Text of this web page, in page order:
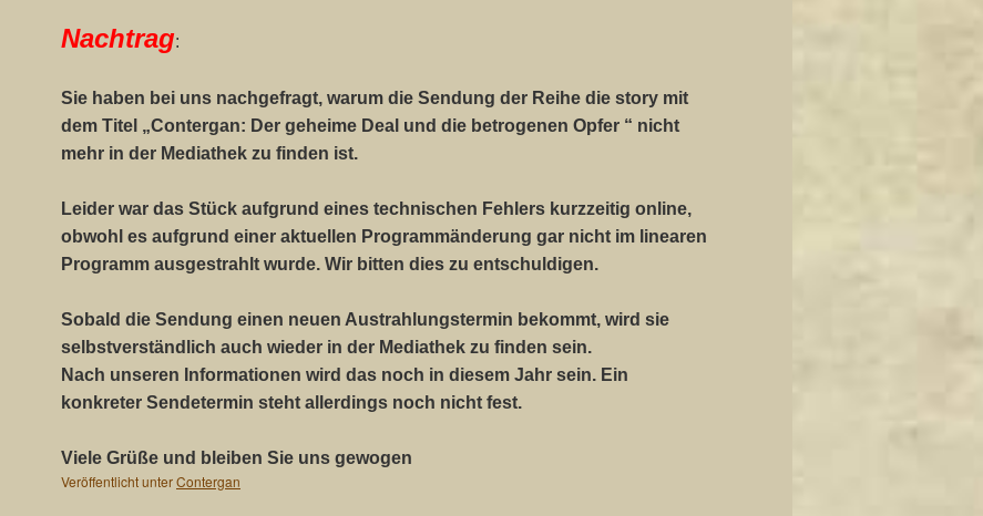
Nachtrag:
Sie haben bei uns nachgefragt, warum die Sendung der Reihe die story mit
dem Titel „Contergan: Der geheime Deal und die betrogenen Opfer “ nicht
mehr in der Mediathek zu finden ist.
Leider war das Stück aufgrund eines technischen Fehlers kurzzeitig online,
obwohl es aufgrund einer aktuellen Programmänderung gar nicht im linearen
Programm ausgestrahlt wurde. Wir bitten dies zu entschuldigen.
Sobald die Sendung einen neuen Austrahlungstermin bekommt, wird sie
selbstverständlich auch wieder in der Mediathek zu finden sein.
Nach unseren Informationen wird das noch in diesem Jahr sein. Ein
konkreter Sendetermin steht allerdings noch nicht fest.
Viele Grüße und bleiben Sie uns gewogen
Veröffentlicht unterContergan